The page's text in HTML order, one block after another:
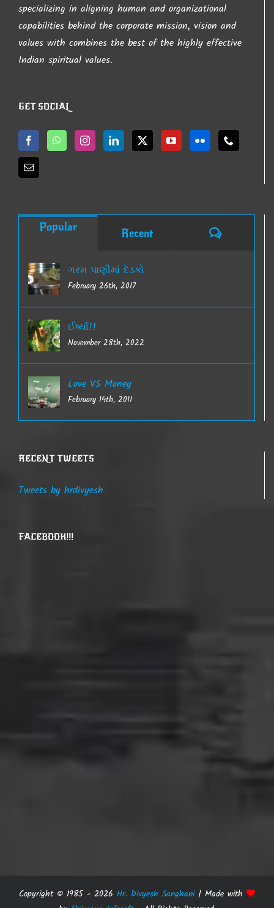
– Hr. Divyesh Sanghani
specializing in aligning human and organizational
capabilities behind the corporate mission, vision and
values with combines the best of the highly effective
Indian spiritual values.
GET SOCIAL
Popular Recent Comments
ગરમ પાણીમાં દેડકો
February 26th, 2017
ઈર્ષ્યા!!
November 28th, 2022
Love VS Money
February 14th, 2011
RECENT TWEETS
Tweets by hrdivyesh
FACEBOOK!!!
Copyright © 1985 - 2026 Hr. Divyesh Sanghani| Made with